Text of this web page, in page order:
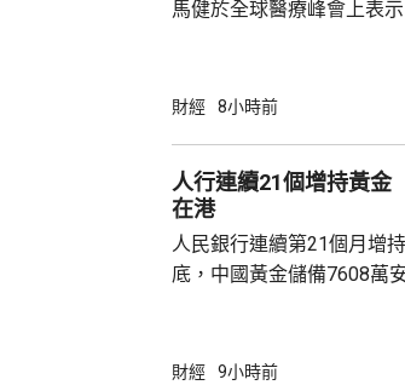
馬健於全球醫療峰會上表
需要降決不少跨尺度的複雜
力整合為Genius Agent，能
實實驗和基礎設施，完成
已...
財經 8小時前
人行連續21個增持黃
在港
人民銀行連續第21個月增
底，中國黃金儲備7608萬
金，將可助力支持香港成為
財經 9小時前